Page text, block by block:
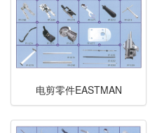
电剪零件EASTMAN